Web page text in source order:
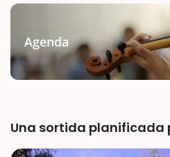
Agenda
Una sortida planificada